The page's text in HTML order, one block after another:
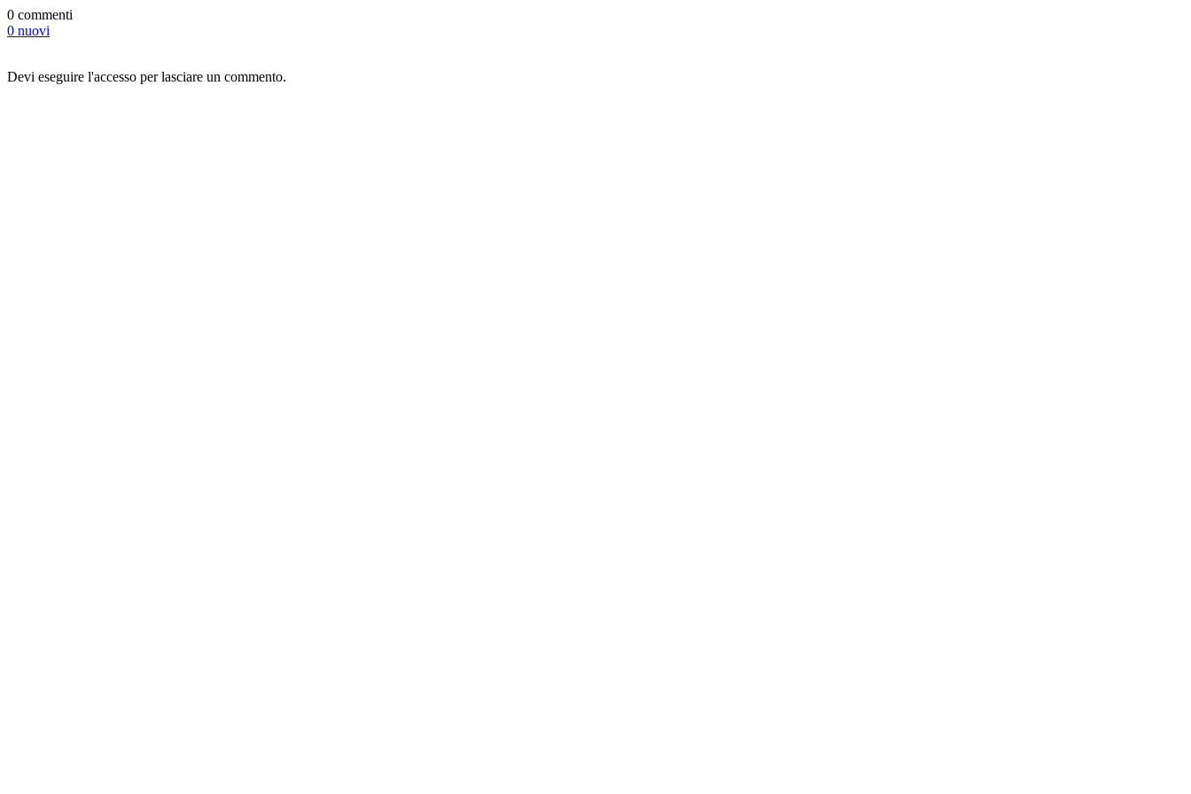
0 commenti
0 nuovi
Devi eseguire l'accesso per lasciare un commento.